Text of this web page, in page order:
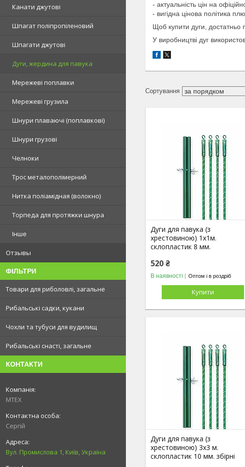
Канати джутові
Шпагат поліпропіленовий
Шпагати джутові
Дуги, жердина для павука
Мережеві поплавки
Мережеві грузила
Шнури плаваючі (поплавкові)
Шнури грузові
Челноки
Трос металополімерний
Нитка поліамідная (волокно)
Торпеда для протяжки шнура
Інше
Отзывы
ФІЛЬТРИ
Товари для риболовлі, загальне
Рибальські садки, кукани
Чохли та тубуси для вудилищ
Рибальські снасті, загальне
КОНТАКТИ
MTEX
Сергій
Вул. Промислова 1, Київ, Україна
- актуальність цін на
- вигідна цінова політика
Щоб купити дуги, достатньо
У виробництві дуг
Дуги для павука (з
хрестовиною) 1х1м.
склопластик 8 мм.
520 ₴
В наявності Оптом і в роздріб
Купити
Дуги для павука (з
хрестовиною) 3х3 м.
склопластик 10 мм. збірні